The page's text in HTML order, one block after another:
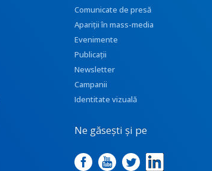
Comunicate de presă
Apariţii în mass-media
Evenimente
Publicații
Newsletter
Campanii
Identitate vizuală
Ne găsești și pe